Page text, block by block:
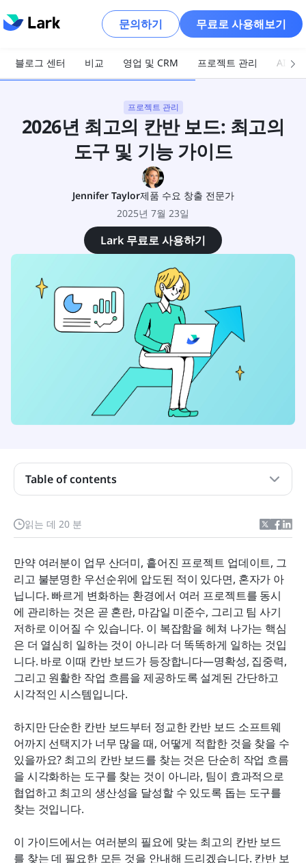
문의하기 무료로 사용해보기
블로그 센터 비교 영업 및 CRM 프로젝트 관리 AI 및
프로젝트 관리
2026년 최고의 칸반 보드: 최고의
도구 및 기능 가이드
Jennifer Taylor제품 수요 창출 전문가
2025년 7월 23일
Lark 무료로 사용하기
읽는 데 20 분
만약 여러분이 업무 산더미, 흩어진 프로젝트 업데이트, 그
리고 불분명한 우선순위에 압도된 적이 있다면, 혼자가 아
닙니다. 빠르게 변화하는 환경에서 여러 프로젝트를 동시
에 관리하는 것은 곧 혼란, 마감일 미준수, 그리고 팀 사기
저하로 이어질 수 있습니다. 이 복잡함을 헤쳐 나가는 핵심
은 더 열심히 일하는 것이 아니라 더 똑똑하게 일하는 것입
니다. 바로 이때 칸반 보드가 등장합니다—명확성, 집중력,
그리고 원활한 작업 흐름을 제공하도록 설계된 간단하고
시각적인 시스템입니다.
하지만 단순한 칸반 보드부터 정교한 칸반 보드 소프트웨
어까지 선택지가 너무 많을 때, 어떻게 적합한 것을 찾을 수
있을까요? 최고의 칸반 보드를 찾는 것은 단순히 작업 흐름
을 시각화하는 도구를 찾는 것이 아니라, 팀이 효과적으로
협업하고 최고의 생산성을 달성할 수 있도록 돕는 도구를
찾는 것입니다.
이 가이드에서는 여러분의 필요에 맞는 최고의 칸반 보드
를 찾는 데 필요한 모든 것을 안내해 드리겠습니다. 칸반 보
Table of contents
칸반 보드란 무엇인가요?
2026년 상위 10개 칸반 소프트웨어 옵션
최고의 칸반 보드를 선택하는 방법
Lark Base가 귀하의 칸반 보드를 강화하는 방법
결론
자주 묻는 질문